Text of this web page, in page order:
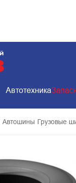
Автотехника
Автошины Грузовые